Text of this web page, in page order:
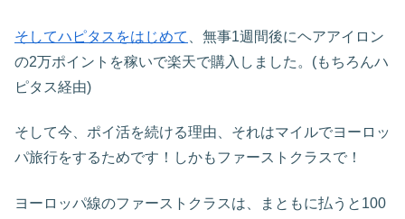
そしてハピタスをはじめて
、無事1週間後にヘアアイロン
の2万ポイントを稼いで楽天で購入しました。(もちろんハ
ピタス経由)
そして今、ポイ活を続ける理由、それはマイルでヨーロッ
パ旅行をするためです！しかもファーストクラスで！
ヨーロッパ線のファーストクラスは、まともに払うと100